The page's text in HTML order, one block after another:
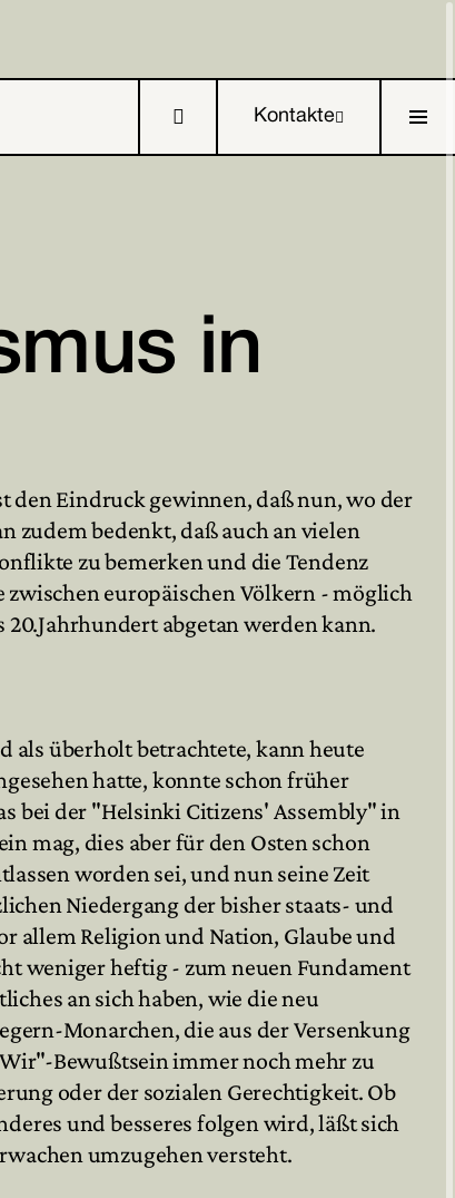
 Kontakte
in
den Eindruck gewinnen, daß nun, wo der
zudem bedenkt, daß auch an vielen
zu bemerken und die Tendenz
europäischen Völkern - möglich
abgetan werden kann.
als überholt betrachtete, kann heute
hatte, konnte schon früher
bei der "Helsinki Citizens' Assembly" in
mag, dies aber für den Osten schon
worden sei, und nun seine Zeit
Niedergang der bisher staats- und
allem Religion und Nation, Glaube und
weniger heftig - zum neuen Fundament
an sich haben, wie die neu
Monarchen, die aus der Versenkung
Bewußtsein immer noch mehr zu
oder der sozialen Gerechtigkeit. Ob
und besseres folgen wird, läßt sich
umzugehen versteht.